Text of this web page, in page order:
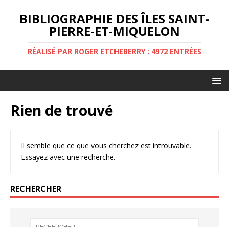
BIBLIOGRAPHIE DES ÎLES SAINT-
PIERRE-ET-MIQUELON
RÉALISÉ PAR ROGER ETCHEBERRY : 4972 ENTRÉES
Rien de trouvé
Il semble que ce que vous cherchez est introuvable.
Essayez avec une recherche.
RECHERCHER